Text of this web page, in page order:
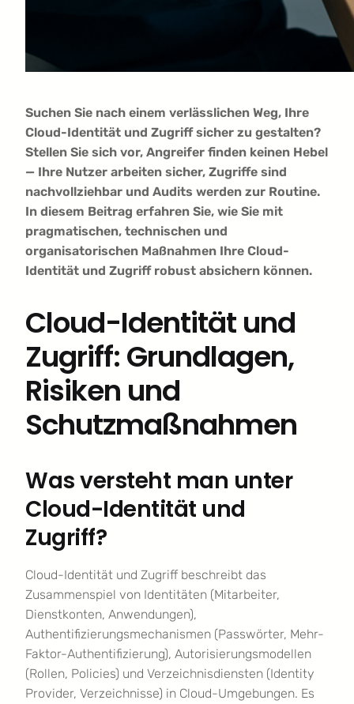
Suchen Sie nach einem verlässlichen Weg, Ihre
Cloud-Identität und Zugriff sicher zu gestalten?
Stellen Sie sich vor, Angreifer finden keinen Hebel
— Ihre Nutzer arbeiten sicher, Zugriffe sind
nachvollziehbar und Audits werden zur Routine.
In diesem Beitrag erfahren Sie, wie Sie mit
pragmatischen, technischen und
organisatorischen Maßnahmen Ihre Cloud-
Identität und Zugriff robust absichern können.
Cloud-Identität und
Zugriff: Grundlagen,
Risiken und
Schutzmaßnahmen
Was versteht man unter
Cloud-Identität und
Zugriff?
Cloud-Identität und Zugriff beschreibt das
Zusammenspiel von Identitäten (Mitarbeiter,
Dienstkonten, Anwendungen),
Authentifizierungsmechanismen (Passwörter, Mehr-
Faktor-Authentifizierung), Autorisierungsmodellen
(Rollen, Policies) und Verzeichnisdiensten (Identity
Provider, Verzeichnisse) in Cloud-Umgebungen. Es